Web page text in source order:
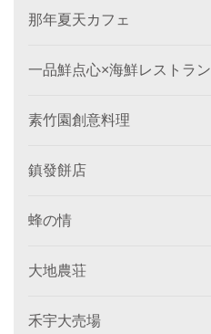
那年夏天カフェ
一品鮮点心×海鮮レストラン
素竹園創意料理
鎮發餅店
蜂の情
大地農荘
禾宇大売場